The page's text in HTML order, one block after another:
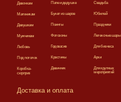
Арки
Свадьба
Юбилей
Праздники
Летексные шары
Для бизнеса
Для крупных
мероприятий
Букет из шаров
Поинты
Фотозоны
Годовасие
Крестины
Девичник
Папе и дедушке
Мальчикам
Девушкам
Мужчинам
Любовь
Под потолок
Коробка-
сюрприз
Девочкам
Доставка и оплата